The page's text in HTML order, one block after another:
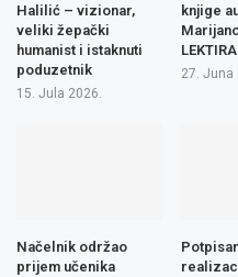
Halilić – vizionar,
veliki žepački
humanist i istaknuti
poduzetnik
15. Jula 2026.
knjige
27. Juna
Načelnik održao
prijem učenika